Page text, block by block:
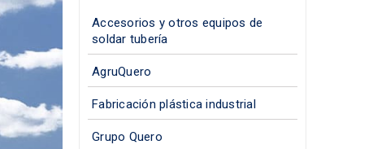
Accesorios y otros equipos de
soldar tubería
AgruQuero
Fabricación plástica industrial
Grupo Quero